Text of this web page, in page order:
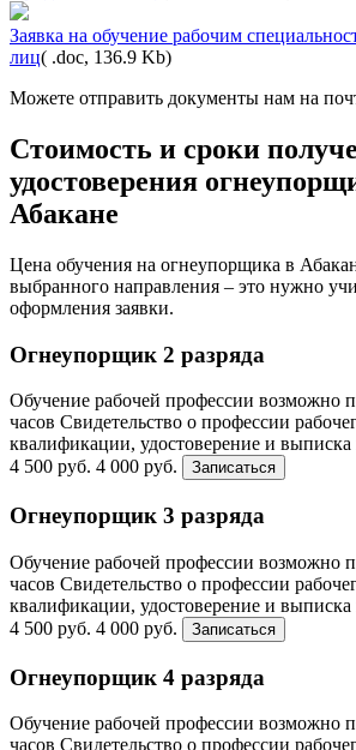
Заявка на обучение рабочим
лиц( .doc, 136.9 Kb)
Можете отправить документы нам на
Стоимость и сроки
удостоверения
Абакане
Цена обучения на огнеупорщика в
выбранного направления – это нужно
оформления заявки.
Огнеупорщик 2 разряда
Обучение рабочей профессии возможно
часов Свидетельство о профессии
квалификации, удостоверение и выписка
4 500 руб. 4 000 руб. Записаться
Огнеупорщик 3 разряда
Обучение рабочей профессии возможно
часов Свидетельство о профессии
квалификации, удостоверение и выписка
4 500 руб. 4 000 руб. Записаться
Огнеупорщик 4 разряда
Обучение рабочей профессии возможно
часов Свидетельство о профессии